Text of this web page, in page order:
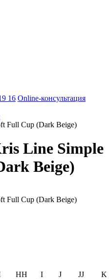
16 Online-консультация
Full Cup (Dark Beige)
Line Simple
Beige)
Full Cup (Dark Beige)
HH I J JJ
K